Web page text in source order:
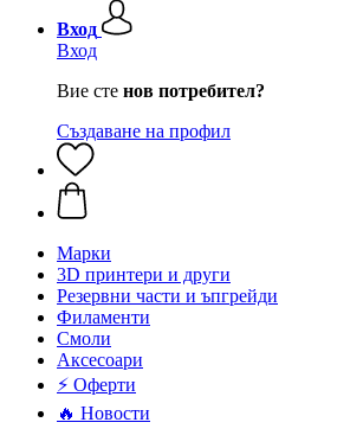
Вход
Вход
Вие сте нов потребител?
Създаване на профил
Mарки
3D принтери и други
Резервни части и ъпгрейди
Филаменти
Смоли
Аксесоари
⚡ Оферти
🔥 Новости